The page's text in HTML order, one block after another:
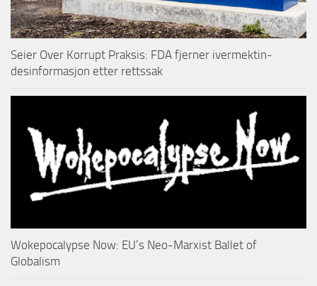
Seier Over Korrupt Praksis: FDA fjerner ivermektin-
desinformasjon etter rettssak
Wokepocalypse Now: EU’s Neo-Marxist Ballet of
Globalism